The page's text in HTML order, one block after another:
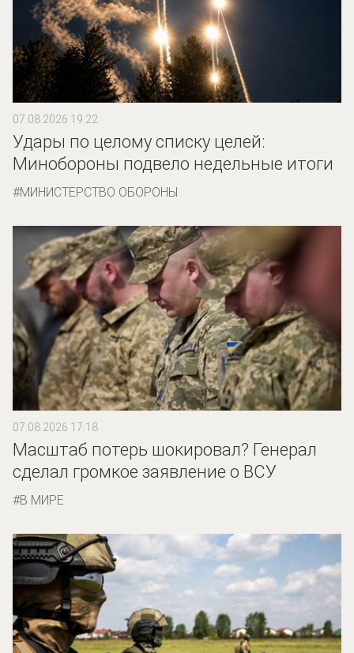
07.08.2026 19:22
Удары по целому списку целей:
Минобороны подвело недельные итоги
МИНИСТЕРСТВО ОБОРОНЫ
07.08.2026 17:18
Масштаб потерь шокировал? Генерал
сделал громкое заявление о ВСУ
В МИРЕ